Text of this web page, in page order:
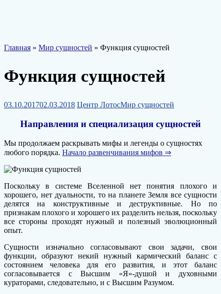
Главная » Мир сущностей » Функция сущностей
Функция сущностей
03.10.201702.03.2018 Центр ЛотосМир сущностей
Направления и специализация сущностей
Мы продолжаем раскрывать мифы и легенды о сущностях
любого порядка. Начало развенчивания мифов ⇒
Поскольку в системе Вселенной нет понятия плохого и
хорошего, нет дуальности, то на планете Земля все сущности
делятся на конструктивные и деструктивные. Но по
признакам плохого и хорошего их разделить нельзя, поскольку
все стороны проходят нужный и полезный эволюционный
опыт.
Сущности изначально согласовывают свои задачи, свои
функции, образуют некий нужный кармический баланс с
состоянием человека для его развития, и этот баланс
согласовывается с Высшим «Я»-душой и духовными
кураторами, следовательно, и с Высшим Разумом.